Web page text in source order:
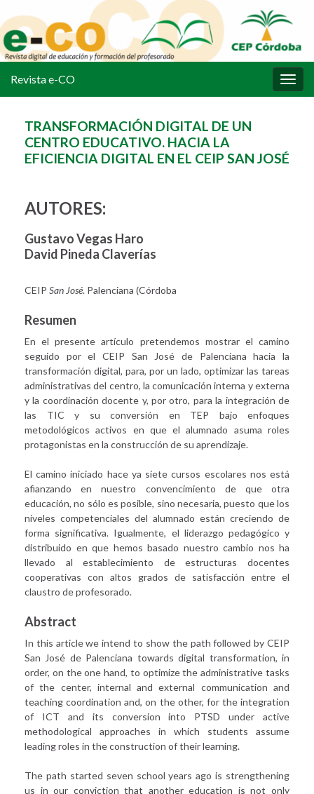
la
Revista e-CO
TRANSFORMACIÓN DIGITAL DE UN
CENTRO EDUCATIVO. HACIA LA
EFICIENCIA DIGITAL EN EL CEIP SAN JOSÉ
AUTORES:
Gustavo Vegas Haro
David Pineda Claverías
CEIP San José. Palenciana (Córdoba
Resumen
En el presente artículo pretendemos mostrar el camino
seguido por el CEIP San José de Palenciana hacia la
transformación digital, para, por un lado, optimizar las tareas
administrativas del centro, la comunicación interna y externa
y la coordinación docente y, por otro, para la integración de
las TIC y su conversión en TEP bajo enfoques
metodológicos activos en que el alumnado asuma roles
protagonistas en la construcción de su aprendizaje.
El camino iniciado hace ya siete cursos escolares nos está
afianzando en nuestro convencimiento de que otra
educación, no sólo es posible, sino necesaria, puesto que los
niveles competenciales del alumnado están creciendo de
forma significativa. Igualmente, el liderazgo pedagógico y
distribuido en que hemos basado nuestro cambio nos ha
llevado al establecimiento de estructuras docentes
cooperativas con altos grados de satisfacción entre el
claustro de profesorado.
Abstract
In this article we intend to show the path followed by CEIP
San José de Palenciana towards digital transformation, in
order, on the one hand, to optimize the administrative tasks
of the center, internal and external communication and
teaching coordination and, on the other, for the integration
of ICT and its conversion into PTSD under active
methodological approaches in which students assume
leading roles in the construction of their learning.
The path started seven school years ago is strengthening
us in our conviction that another education is not only